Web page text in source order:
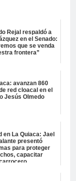
Rejal respaldó a
en el Senado:
que se venda
frontera”
avanzan 860
red cloacal en el
Jesús Olmedo
en La Quiaca: Jael
presentó
para proteger
capacitar